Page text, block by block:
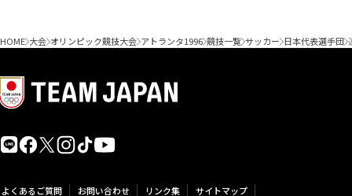
HOME 大会 オリンピック競技大会 アトランタ1996 競技一覧 サッカー 日本代表選手団
よくあるご質問 お問い合わせ リンク集 サイトマップ